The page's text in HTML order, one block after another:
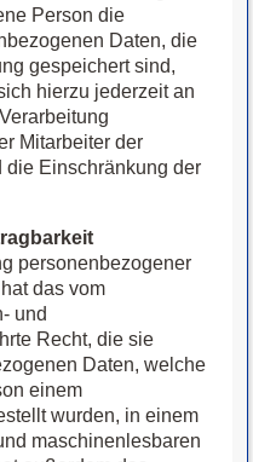
Person die
Daten, die
gespeichert sind,
hierzu jederzeit an
Mitarbeiter der
Einschränkung der
personenbezogener
das vom
und
Recht, die sie
Daten, welche
einem
wurden, in einem
maschinenlesbaren